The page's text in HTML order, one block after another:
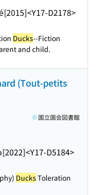
[2015]<Y17-D2178>
Ducks--Fiction
and child.
(Tout-petits
[2022]<Y17-D5184>
国立国会図書館
Ducks Toleration